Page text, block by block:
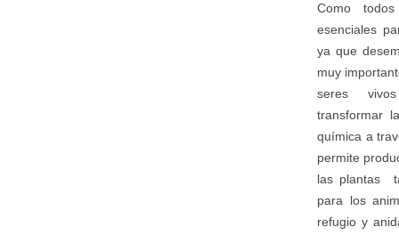
Como
esenciales
ya que
muy
seres
transformar
química a
permite
las plantas
para los
refugio y